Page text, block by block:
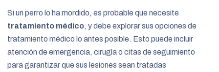
Si un perro lo ha mordido, es probable que necesite
tratamiento médico, y debe explorar sus opciones de
tratamiento médico lo antes posible. Esto puede incluir
atención de emergencia, cirugía o citas de seguimiento
para garantizar que sus lesiones sean tratadas